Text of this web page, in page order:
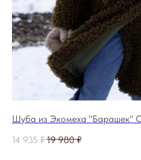
Шуба из Экомеха "Барашек"
14 935 ₽19 980 ₽